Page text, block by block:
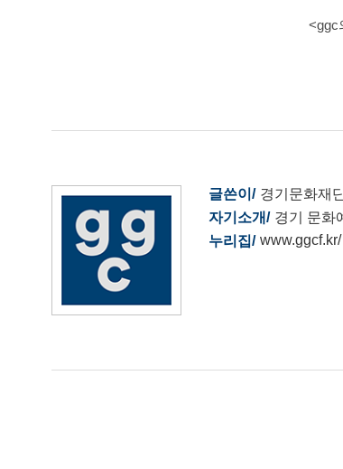
<ggc
글쓴이
경기문화재
자기소개
경기 문화
누리집
www.ggcf.kr/